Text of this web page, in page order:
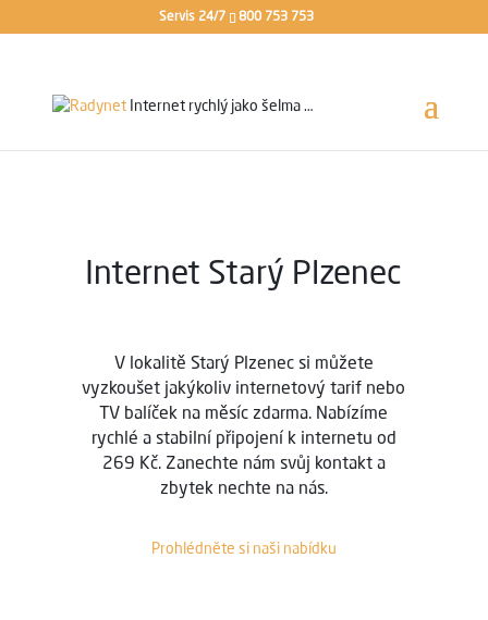
Servis 24/7 800 753 753
Internet rychlý jako šelma …
Internet Starý Plzenec
V lokalitě Starý Plzenec si můžete
vyzkoušet jakýkoliv internetový tarif nebo
TV balíček na měsíc zdarma. Nabízíme
rychlé a stabilní připojení k internetu od
269 Kč. Zanechte nám svůj kontakt a
zbytek nechte na nás.
Prohlédněte si naši nabídku